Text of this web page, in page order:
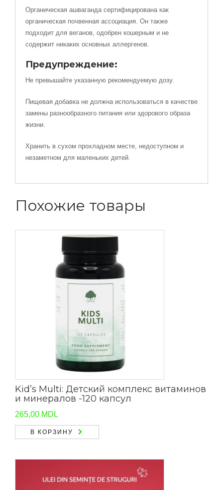
Органическая ашваганда сертифицирована как
органическая почвенная ассоциация. Он также
подходит для веганов, одобрен кошерным и не
содержит никаких основных аллергенов.
Предупреждение:
Не превышайте указанную рекомендуемую дозу.
Пищевая добавка не должна использоваться в качестве
замены разнообразного питания или здорового образа
жизни.
Хранить в сухом прохладном месте, недоступном и
незаметном для маленьких детей.
Похожие товары
Kid’s Multi: Детский комплекс витаминов
и минералов -120 капсул
265,00 MDL
В КОРЗИНУ